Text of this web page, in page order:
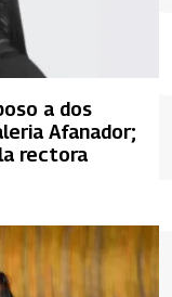
a dos
Afanador;
rectora